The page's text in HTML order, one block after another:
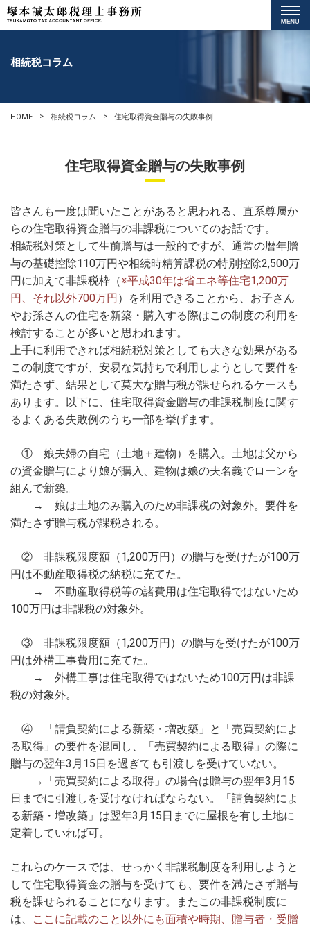
HOME 相続税コラム 住宅取得資金贈与の失敗事例
相続税コラム
住宅取得資金贈与の失敗事例
皆さんも一度は聞いたことがあると思われる、直系尊属か
らの住宅取得資金贈与の非課税についてのお話です。
相続税対策として生前贈与は一般的ですが、通常の暦年贈
与の基礎控除110万円や相続時精算課税の特別控除2,500万
円に加えて非課税枠（※平成30年は省エネ等住宅1,200万
円、それ以外700万円 ）を利用できることから、お子さん
やお孫さんの住宅を新築・購入する際はこの制度の利用を
検討することが多いと思われます。
上手に利用できれば相続税対策としても大きな効果がある
この制度ですが、安易な気持ちで利用しようとして要件を
満たさず、結果として莫大な贈与税が課せられるケースも
あります。以下に、住宅取得資金贈与の非課税制度に関す
るよくある失敗例のうち一部を挙げます。
① 娘夫婦の自宅（土地＋建物）を購入。土地は父から
の資金贈与により娘が購入、建物は娘の夫名義でローンを
組んで新築。
→ 娘は土地のみ購入のため非課税の対象外。要件を
満たさず贈与税が課税される。
② 非課税限度額（1,200万円）の贈与を受けたが100万
円は不動産取得税の納税に充てた。
→ 不動産取得税等の諸費用は住宅取得ではないため
100万円は非課税の対象外。
③ 非課税限度額（1,200万円）の贈与を受けたが100万
円は外構工事費用に充てた。
→ 外構工事は住宅取得ではないため100万円は非課
税の対象外。
④ 「請負契約による新築・増改築」と「売買契約によ
る取得」の要件を混同し、「売買契約による取得」の際に
贈与の翌年3月15日を過ぎても引渡しを受けていない。
→「売買契約による取得」の場合は贈与の翌年3月15
日までに引渡しを受けなければならない。「請負契約によ
る新築・増改築」は翌年3月15日までに屋根を有し土地に
定着していれば可。
これらのケースでは、せっかく非課税制度を利用しようと
して住宅取得資金の贈与を受けても、要件を満たさず贈与
税を課せられることになります。またこの非課税制度に
は、
ここに記載のこと以外にも面積や時期、贈与者・受贈